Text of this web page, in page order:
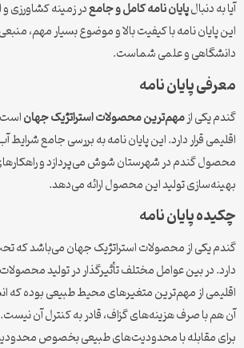
آیا به دنبالپایان نامه کامل و جامعدر زمینه کشاورزی
این پایان نامه با کیفیت بالا و موضوع بسیار مهم،
دانشگاهی و علمی شماست.
معرفی پایان نامه
گندم یکی ازمهم‌ترین محصولات استراتژیک جهاناست
اقلیمی قرار دارد. این پایان نامه به بررسی جامع
محصول گندم در شهرستان شوش می‌پردازد و
بهینه‌سازی تولید این محصول ارائه می‌دهد.
چکیده پایان نامه
گندم یکی از محصولات استراتژیک جهان می‌باشد که تحت
دارد. در بین عوامل مختلف تأثیرگذار در تولید
اقلیمی از مهم‌ترین متغیرهای محیط طبیعی بوده که
آن هم با صرف هزینه‌های گزاف، قادر به کنترل آن نیست.
برای مقابله با محدودیت‌های طبیعی بخصوص